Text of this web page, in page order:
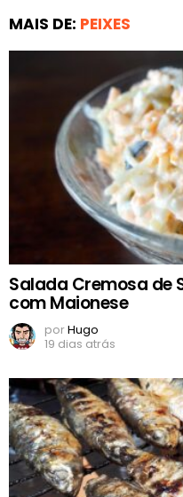
MAIS DE: PEIXES
Salada Cremosa de
com Maionese
porHugo
19 dias atrás